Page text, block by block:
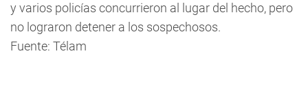
y varios policías concurrieron al lugar del hecho, pero
no lograron detener a los sospechosos.
Fuente: Télam